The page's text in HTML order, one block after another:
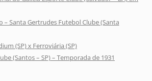
– Santa Gertrudes Futebol Clube (Santa
(SP) x Ferroviária (SP)
(Santos – SP) – Temporada de 1931